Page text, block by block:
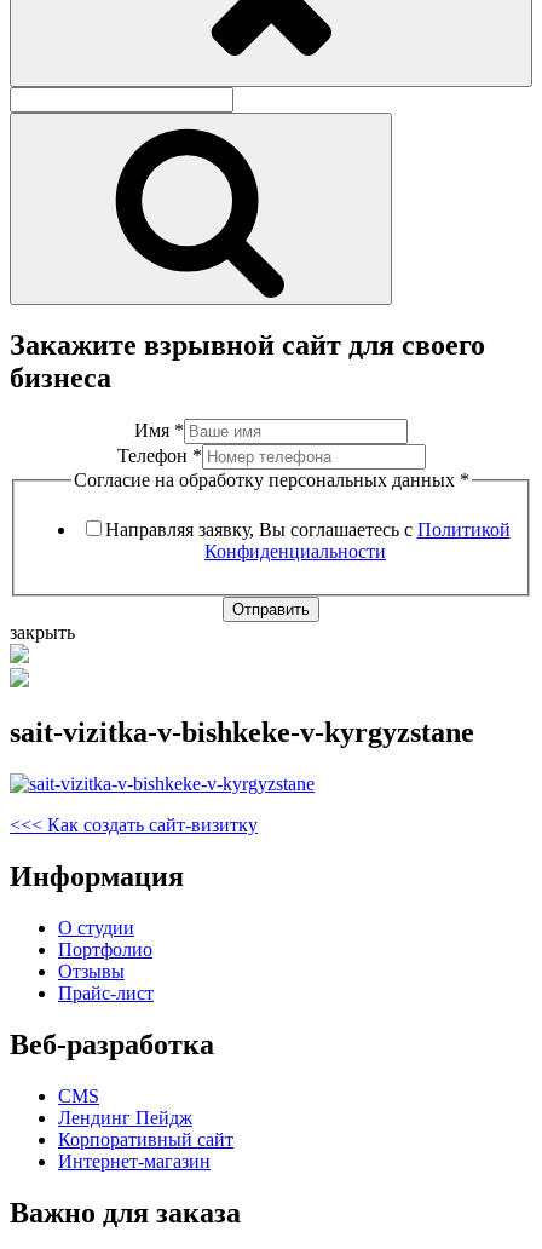
Закажите взрывной сайт для своего
бизнеса
Имя *
Телефон *
Согласие на обработку персональных данных *
Направляя заявку, Вы соглашаетесь с Политикой
Конфиденциальности
Отправить
закрыть
sait-vizitka-v-bishkeke-v-kyrgyzstane
Навигация
по
записям
Предыдущая
<<< Как создать сайт-визитку
Информация
О студии
Портфолио
Отзывы
Прайс-лист
Веб-разработка
CMS
Лендинг Пейдж
Корпоративный сайт
Интернет-магазин
Важно для заказа